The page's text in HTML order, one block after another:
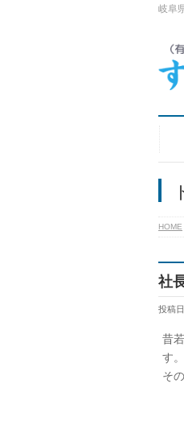
岐阜
HOME
社
投稿
昔
す。
そ